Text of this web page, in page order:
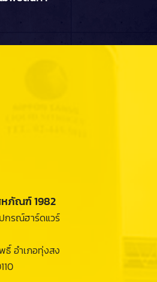
ภัณฑ์ 1982
กรณ์ฮาร์ดแวร์
ธิ์ อำเภอทุ่งสง